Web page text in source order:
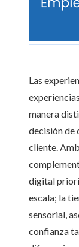
Las
manera
decisión de
cliente.
digital
escala; la
sensorial,
confianza